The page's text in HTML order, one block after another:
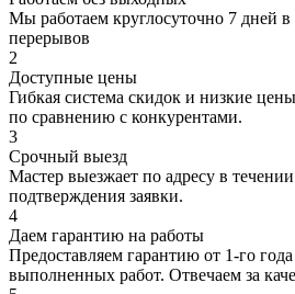
Мы работаем круглосуточно 7 дней
перерывов
2
Доступные цены
Гибкая система скидок и низкие
по сравнению с конкурентами.
3
Срочный выезд
Мастер выезжает по адресу в
подтверждения заявки.
4
Даем гарантию на работы
Предоставляем гарантию от 1-го
выполненных работ. Отвечаем за